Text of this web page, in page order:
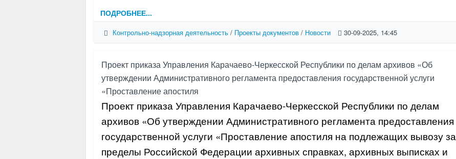
ПОДРОБНЕЕ...
Контрольно-надзорная деятельность / Проекты документов / Новости 30-09-2025, 14:45
Проект приказа Управления Карачаево-Черкесской Республики по делам архивов «Об
утверждении Административного регламента предоставления государственной услуги
«Проставление апостиля
Проект приказа Управления Карачаево-Черкесской Республики по делам
архивов «Об утверждении Административного регламента предоставления
государственной услуги «Проставление апостиля на подлежащих вывозу за
пределы Российской Федерации архивных справках, архивных выписках и